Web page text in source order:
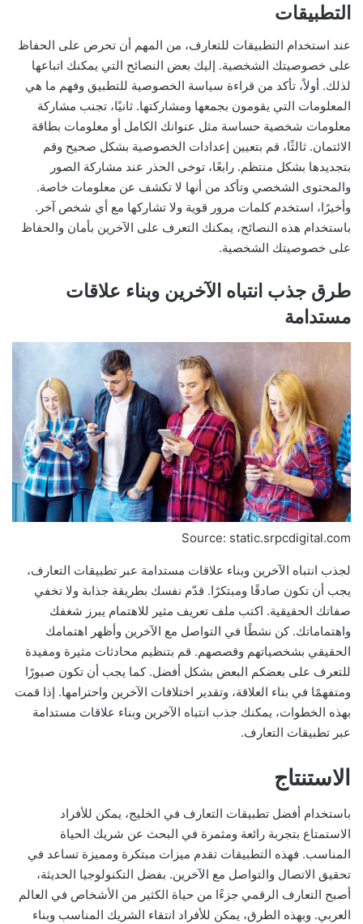
التطبيقات
عند استخدام التطبيقات للتعارف، من المهم أن تحرص على الحفاظ
على خصوصيتك الشخصية. إليك بعض النصائح التي يمكنك اتباعها
لذلك. أولاً، تأكد من قراءة سياسة الخصوصية للتطبيق وفهم ما هي
المعلومات التي يقومون بجمعها ومشاركتها. ثانيًا، تجنب مشاركة
معلومات شخصية حساسة مثل عنوانك الكامل أو معلومات بطاقة
الائتمان. ثالثًا، قم بتعيين إعدادات الخصوصية بشكل صحيح وقم
بتجديدها بشكل منتظم. رابعًا، توخى الحذر عند مشاركة الصور
والمحتوى الشخصي وتأكد من أنها لا تكشف عن معلومات خاصة.
وأخيرًا، استخدم كلمات مرور قوية ولا تشاركها مع أي شخص آخر.
باستخدام هذه النصائح، يمكنك التعرف على الآخرين بأمان والحفاظ
على خصوصيتك الشخصية.
طرق جذب انتباه الآخرين وبناء علاقات
مستدامة
Source: static.srpcdigital.com
لجذب انتباه الآخرين وبناء علاقات مستدامة عبر تطبيقات التعارف،
يجب أن تكون صادقًا ومبتكرًا. قدّم نفسك بطريقة جذابة ولا تخفي
صفاتك الحقيقية. اكتب ملف تعريف مثير للاهتمام يبرز شغفك
واهتماماتك. كن نشطًا في التواصل مع الآخرين وأظهر اهتمامك
الحقيقي بشخصياتهم وقصصهم. قم بتنظيم محادثات مثيرة ومفيدة
للتعرف على بعضكم البعض بشكل أفضل. كما يجب أن تكون صبورًا
ومتفهمًا في بناء العلاقة، وتقدير اختلافات الآخرين واحترامها. إذا قمت
بهذه الخطوات، يمكنك جذب انتباه الآخرين وبناء علاقات مستدامة
عبر تطبيقات التعارف.
الاستنتاج
باستخدام أفضل تطبيقات التعارف في الخليج، يمكن للأفراد
الاستمتاع بتجربة رائعة ومثمرة في البحث عن شريك الحياة
المناسب. فهذه التطبيقات تقدم ميزات مبتكرة ومميزة تساعد في
تحقيق الاتصال والتواصل مع الآخرين. بفضل التكنولوجيا الحديثة،
أصبح التعارف الرقمي جزءًا من حياة الكثير من الأشخاص في العالم
العربي. وبهذه الطرق، يمكن للأفراد انتقاء الشريك المناسب وبناء